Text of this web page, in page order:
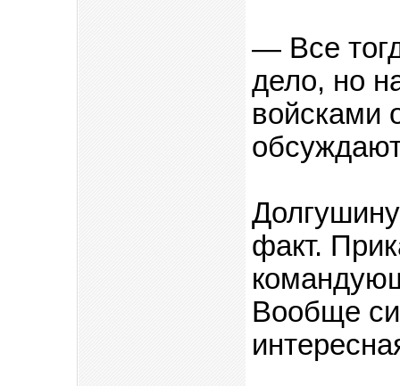
— Все
дело, но
войсками
факт.
Вообще